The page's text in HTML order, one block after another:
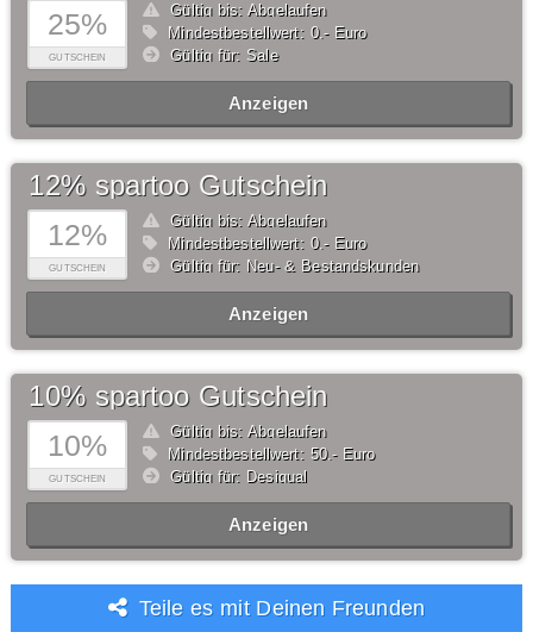
25%
GUTSCHEIN
Gültig bis: Abgelaufen
Mindestbestellwert: 0,- Euro
Gültig für: Sale
Anzeigen
12%
GUTSCHEIN
12% spartoo Gutschein
Gültig bis: Abgelaufen
Mindestbestellwert: 0,- Euro
Gültig für: Neu- & Bestandskunden
Anzeigen
10%
GUTSCHEIN
10% spartoo Gutschein
Gültig bis: Abgelaufen
Mindestbestellwert: 50,- Euro
Gültig für: Desigual
Anzeigen
Teile es mit Deinen Freunden